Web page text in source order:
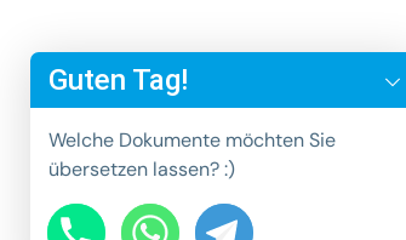
© 2025 Übersetzungen-
d
c
a
Guten Tag!
Welche Dokumente möchten Sie
übersetzen lassen? :)